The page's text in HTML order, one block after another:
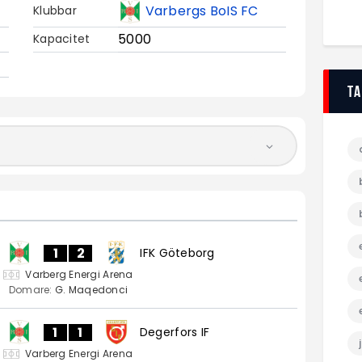
Klubbar Varbergs BoIS FC
Kapacitet 5000
1 2 IFK Göteborg
Varberg Energi Arena
Domare: G. Maqedonci
1 1 Degerfors IF
Varberg Energi Arena